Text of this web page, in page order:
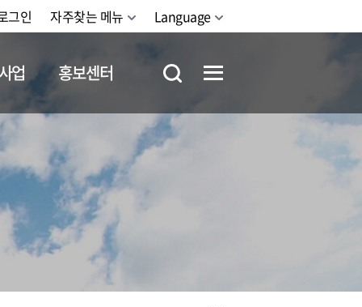
그인 자주찾는 메뉴 Language
업 홍보센터